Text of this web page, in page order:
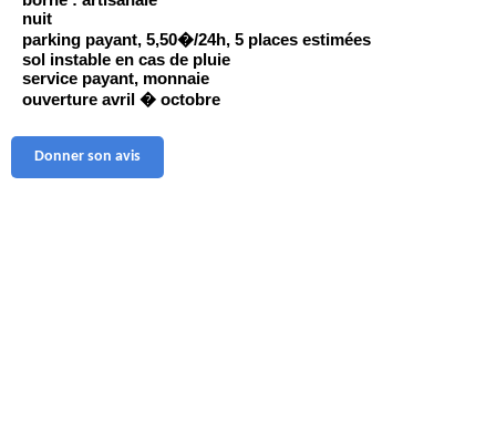
nuit
parking payant, 5,50�/24h, 5 places estimées
sol instable en cas de pluie
service payant, monnaie
ouverture avril � octobre
Donner son avis